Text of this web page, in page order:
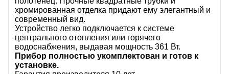
хромированная отделка придают ему элегантный и
современный вид.
Устройство легко подключается к системе
центрального отопления или горячего
водоснабжения, выдавая мощность 361 Вт.
Прибор полностью укомплектован и готов к
установке.